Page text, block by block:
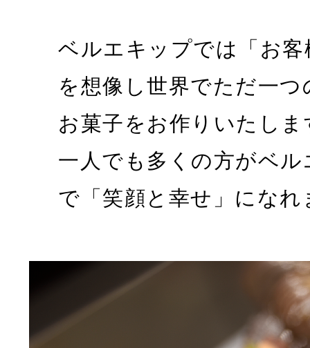
ベルエキップでは「お
を想像し世界でただ一
お菓子をお作りいたしま
一人でも多くの方がベ
で「笑顔と幸せ」にな